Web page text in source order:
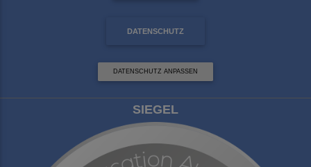
DATENSCHUTZ
DATENSCHUTZ ANPASSEN
SIEGEL